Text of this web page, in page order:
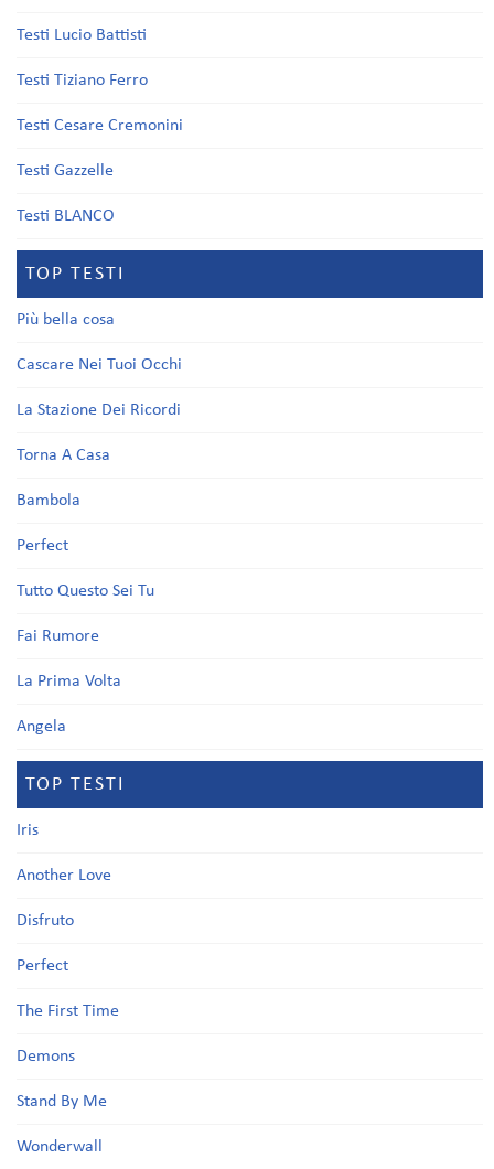
Testi Lucio Battisti
Testi Tiziano Ferro
Testi Cesare Cremonini
Testi Gazzelle
Testi BLANCO
TOP TESTI
Più bella cosa
Cascare Nei Tuoi Occhi
La Stazione Dei Ricordi
Torna A Casa
Bambola
Perfect
Tutto Questo Sei Tu
Fai Rumore
La Prima Volta
Angela
TOP TESTI
Iris
Another Love
Disfruto
Perfect
The First Time
Demons
Stand By Me
Wonderwall